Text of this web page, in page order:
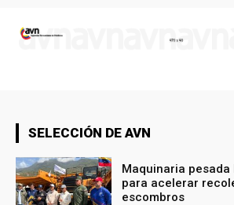
SELECCIÓN DE AVN
Maquinaria pesada
para acelerar
escombros